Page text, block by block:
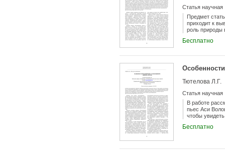
Статья научная
Предмет
приходит к
роль природы
пасторальных
конфликтов,
писателя всё
Бесплатно
Тютелова Л.Г.
Статья научная
В работе
пьес Аси
чтобы
повести.
Бесплатно